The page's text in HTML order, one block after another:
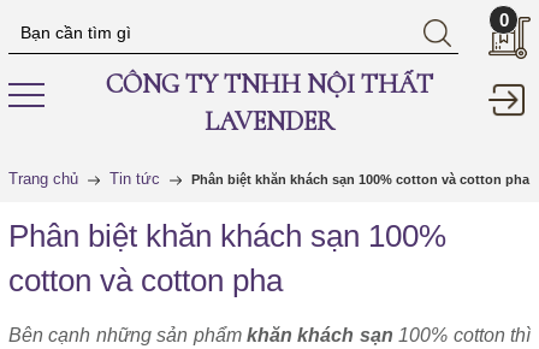
CÔNG TY TNHH NỘI THẤT
LAVENDER
0
Trang chủ Tin tức Phân biệt khăn khách sạn 100% cotton và cotton pha
Phân biệt khăn khách sạn 100%
cotton và cotton pha
Bên cạnh những sản phẩm khăn khách sạn 100% cotton thì